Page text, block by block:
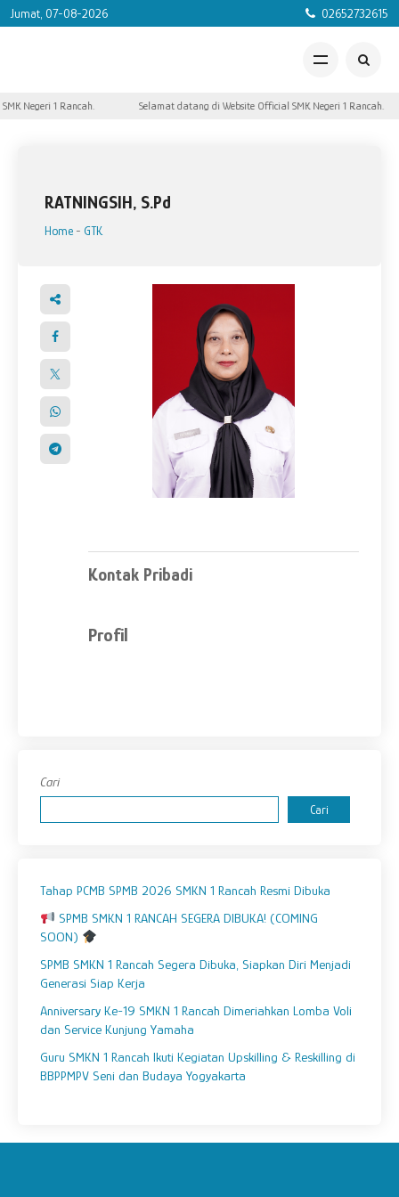
Jumat, 07-08-2026 02652732615
Negeri 1 Rancah. Selamat datang di Website Official SMK Negeri 1 Rancah.
RATNINGSIH, S.Pd
Home - GTK
Kontak Pribadi
Profil
Cari
Cari
Tahap PCMB SPMB 2026 SMKN 1 Rancah Resmi Dibuka
SPMB SMKN 1 RANCAH SEGERA DIBUKA! (COMING
SOON)
SPMB SMKN 1 Rancah Segera Dibuka, Siapkan Diri Menjadi
Generasi Siap Kerja
Anniversary Ke-19 SMKN 1 Rancah Dimeriahkan Lomba Voli
dan Service Kunjung Yamaha
Guru SMKN 1 Rancah Ikuti Kegiatan Upskilling & Reskilling di
BBPPMPV Seni dan Budaya Yogyakarta